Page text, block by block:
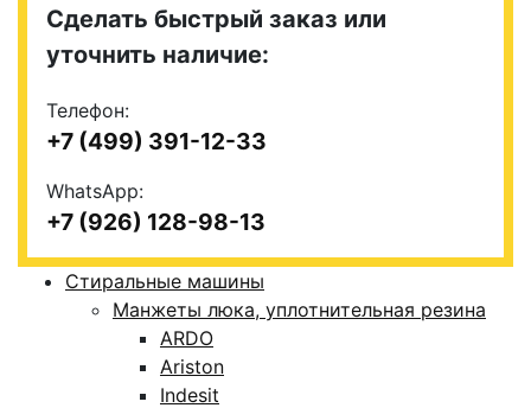
Сделать быстрый заказ или
уточнить наличие:
Телефон:
+7 (499) 391-12-33
WhatsApp:
+7 (926) 128-98-13
Стиральные машины
Манжеты люка, уплотнительная резина
ARDO
Ariston
Indesit